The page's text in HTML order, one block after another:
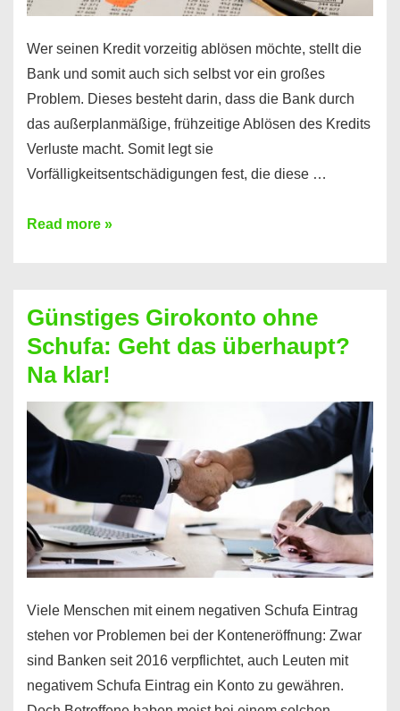
Wer seinen Kredit vorzeitig ablösen möchte, stellt die
Bank und somit auch sich selbst vor ein großes
Problem. Dieses besteht darin, dass die Bank durch
das außerplanmäßige, frühzeitige Ablösen des Kredits
Verluste macht. Somit legt sie
Vorfälligkeitsentschädigungen fest, die diese …
Kredit
dabei
profitieren
–
So
funktioniert’s
Read more »
Günstiges Girokonto ohne
Schufa: Geht das überhaupt?
Na klar!
Viele Menschen mit einem negativen Schufa Eintrag
stehen vor Problemen bei der Konteneröffnung: Zwar
sind Banken seit 2016 verpflichtet, auch Leuten mit
negativem Schufa Eintrag ein Konto zu gewähren.